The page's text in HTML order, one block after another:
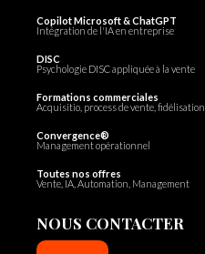
Copilot Microsoft & ChatGPT
Intégration de l'IA en entreprise
DISC
Psychologie DISC appliquée à la vente
Formations commerciales
Acquisitio, process de vente, fidélisation
Convergence®
Management opérationnel
Toutes nos offres
Vente, IA, Automation, Management
NOUS CONTACTER